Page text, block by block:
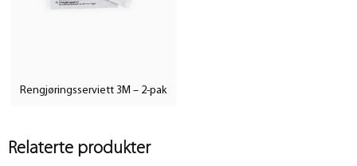
Rengjøringsserviett 3M – 2-pak
Relaterte produkter